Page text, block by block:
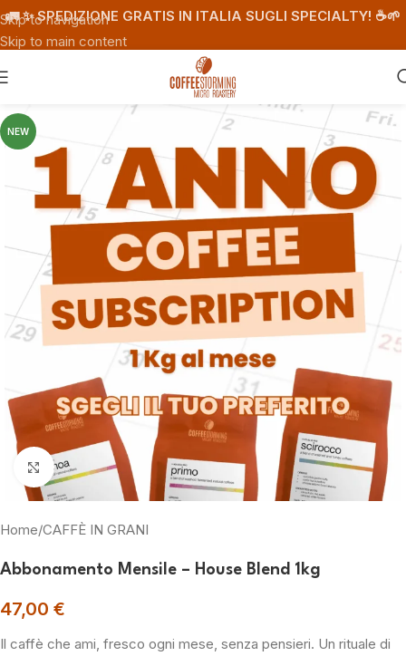
Skip to navigation
Skip to main content
🚛 ✨ SPEDIZIONE GRATIS IN ITALIA SUGLI SPECIALTY! ☕️🌱
NEW
Clicca per ingrandire
Home/CAFFÈ IN GRANI
Abbonamento Mensile – House Blend 1kg
47,00 €
Il caffè che ami, fresco ogni mese, senza pensieri. Un rituale di